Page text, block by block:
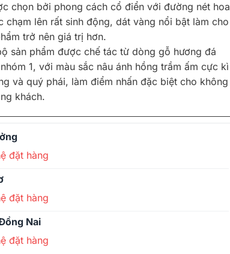
chọn bởi phong cách cổ điển với đường nét hoa
chạm lên rất sinh động, dát vàng nổi bật làm cho
trở nên giá trị hơn.
sản phẩm được chế tác từ dòng gỗ hương đá
1, với màu sắc nâu ánh hồng trầm ấm cực kì
và quý phái, làm điểm nhấn đặc biệt cho không
khách.
đặt hàng
đặt hàng
Nai
đặt hàng